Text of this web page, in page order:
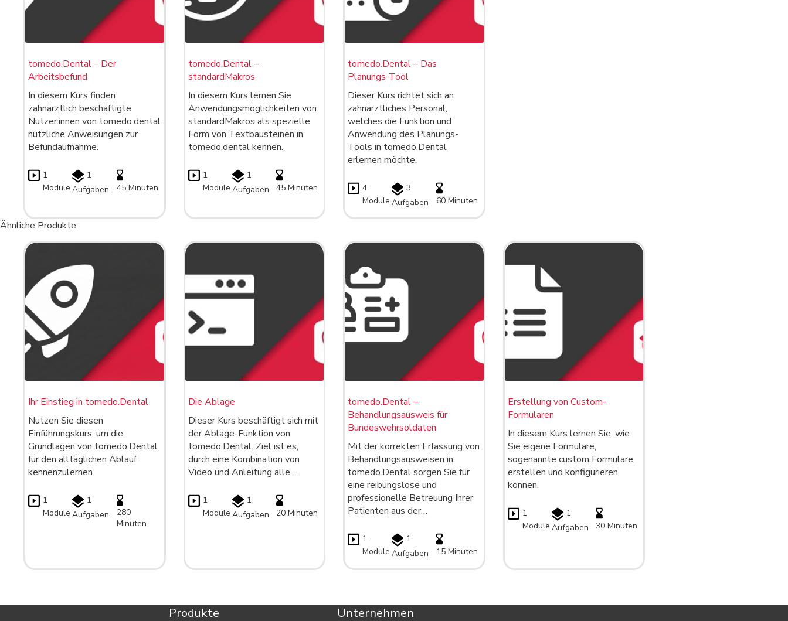
tomedo.Dental – Der
Arbeitsbefund
In diesem Kurs finden
zahnärztlich beschäftigte
Nutzer:innen von tomedo.dental
nützliche Anweisungen zur
Befundaufnahme.
1
Module
1
Aufgaben
45 Minuten
tomedo.Dental –
standardMakros
In diesem Kurs lernen Sie
Anwendungsmöglichkeiten von
standardMakros als spezielle
Form von Textbausteinen in
tomedo.dental kennen.
1
Module
1
Aufgaben
45 Minuten
tomedo.Dental – Das
Planungs-Tool
Dieser Kurs richtet sich an
zahnärztliches Personal,
welches die Funktion und
Anwendung des Planungs-
Tools in tomedo.Dental
erlernen möchte.
4
Module
3
Aufgaben
60 Minuten
Ähnliche Produkte
Ihr Einstieg in tomedo.Dental
Nutzen Sie diesen
Einführungskurs, um die
Grundlagen von tomedo.Dental
für den alltäglichen Ablauf
kennenzulernen.
1
Module
1
Aufgaben
280
Minuten
Die Ablage
Dieser Kurs beschäftigt sich mit
der Ablage-Funktion von
tomedo.Dental. Ziel ist es,
durch eine Kombination von
Video und Anleitung alle…
1
Module
1
Aufgaben
20 Minuten
tomedo.Dental –
Behandlungsausweis für
Bundeswehrsoldaten
Mit der korrekten Erfassung von
Behandlungsausweisen in
tomedo.Dental sorgen Sie für
eine reibungslose und
professionelle Betreuung Ihrer
Patienten aus der…
1
Module
1
Aufgaben
15 Minuten
Erstellung von Custom-
Formularen
In diesem Kurs lernen Sie, wie
Sie eigene Formulare,
sogenannte custom Formulare,
erstellen und konfigurieren
können.
1
Module
1
Aufgaben
30 Minuten
Produkte Unternehmen